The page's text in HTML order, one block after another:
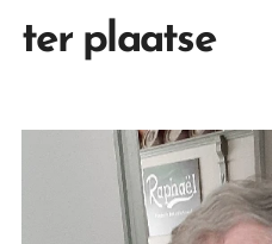
ter plaatse